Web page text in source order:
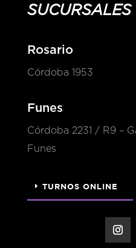
SUCURSALES
Rosario
Córdoba 1953
Funes
Córdoba 2231 / R9 –
Funes
TURNOS ONLINE